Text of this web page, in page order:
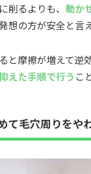
削るよりも、 動か
想の方が安全と言
と摩擦が増えて逆
えた手順で行う こ
て毛穴周りをや